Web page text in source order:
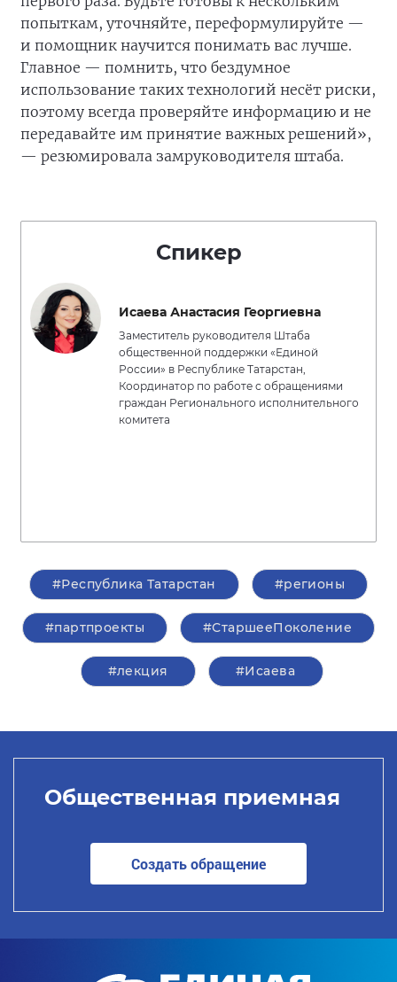
попыткам, уточняйте, переформулируйте —
и помощник научится понимать вас лучше.
Главное — помнить, что бездумное
использование таких технологий несёт риски,
поэтому всегда проверяйте информацию и не
передавайте им принятие важных решений»,
— резюмировала замруководителя штаба.
Спикер
Исаева Анастасия Георгиевна
Заместитель руководителя Штаба
общественной поддержки «Единой
России» в Республике Татарстан,
Координатор по работе с обращениями
граждан Регионального исполнительного
комитета
#Республика Татарстан #регионы
#партпроекты #СтаршееПоколение
#лекция #Исаева
Общественная приемная
Создать обращение